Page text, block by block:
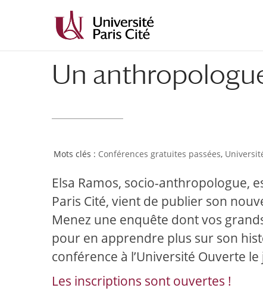
Un
Conférences gratuites passées,
Elsa Ramos, socio-anthropologue,
Paris Cité, vient de publier son
Menez une enquête dont vos
pour en apprendre plus sur son
conférence à l’Université Ouverte
Les inscriptions sont ouvertes !